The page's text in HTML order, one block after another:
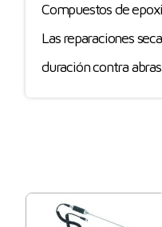
Compuestos de
Las reparaciones
duración contra